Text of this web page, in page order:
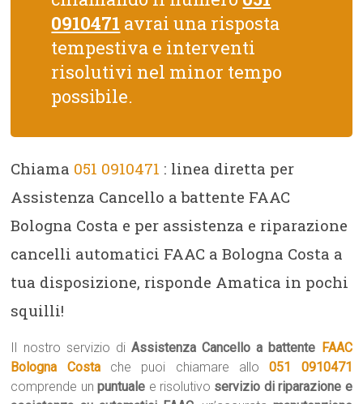
0910471 avrai una risposta
tempestiva e interventi
risolutivi nel minor tempo
possibile.
Chiama 051 0910471 : linea diretta per
Assistenza Cancello a battente FAAC
Bologna Costa e per assistenza e riparazione
cancelli automatici FAAC a Bologna Costa a
tua disposizione, risponde Amatica in pochi
squilli!
Il nostro servizio di Assistenza Cancello a battente FAAC
Bologna Costa
che puoi chiamare allo051 0910471
comprende unpuntuale e risolutivo servizio di riparazione e